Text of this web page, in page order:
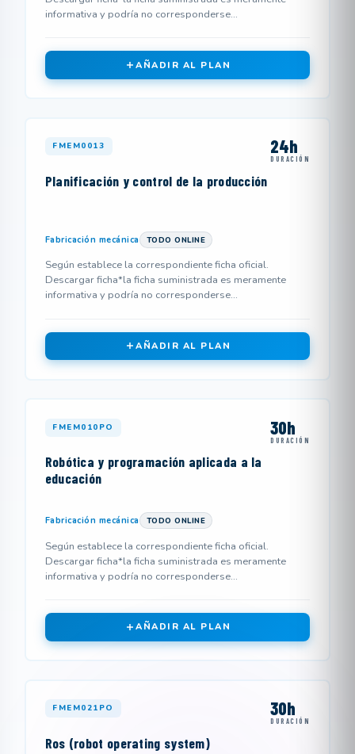
informativa y podría no corresponderse...
AÑADIR AL PLAN
FMEM0013 24h
DURACIÓN
Planificación y control de la producción
Fabricación mecánica TODO ONLINE
Según establece la correspondiente ficha oficial.
Descargar ficha*la ficha suministrada es meramente
informativa y podría no corresponderse...
AÑADIR AL PLAN
FMEM010PO 30h
DURACIÓN
Robótica y programación aplicada a la
educación
Fabricación mecánica TODO ONLINE
Según establece la correspondiente ficha oficial.
Descargar ficha*la ficha suministrada es meramente
informativa y podría no corresponderse...
AÑADIR AL PLAN
FMEM021PO 30h
DURACIÓN
Ros (robot operating system)